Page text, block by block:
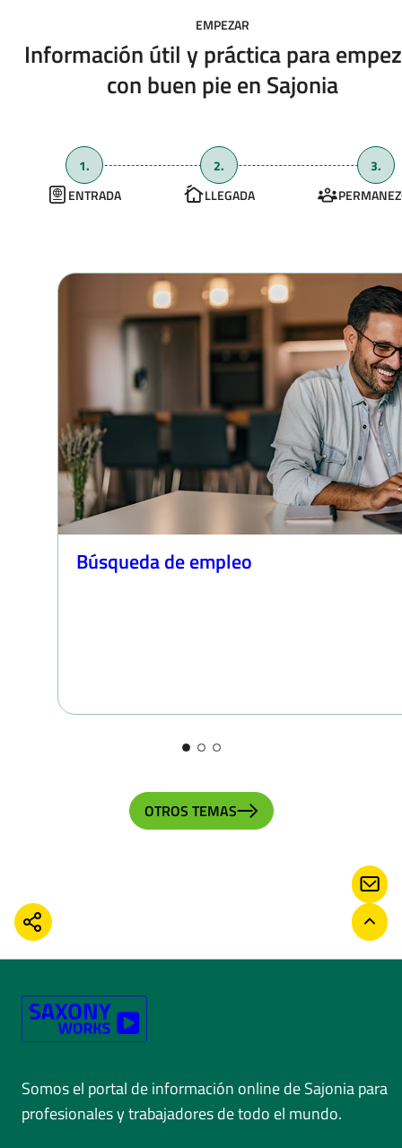
EMPEZAR
Información útil y práctica para
con buen pie en Sajonia
1.
ENTRADA
2.
LLEGADA
3.
Búsqueda de empleo
OTROS TEMAS
COMPARTIR
Somos el portal de información online de Sajonia para
profesionales y trabajadores de todo el mundo.